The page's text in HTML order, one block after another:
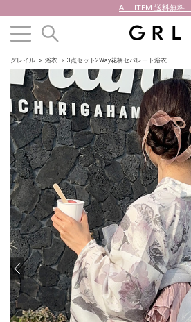
ALL ITEM 送料無料 !!
グレイル 浴衣 3点セット2Way花柄セパレート浴衣